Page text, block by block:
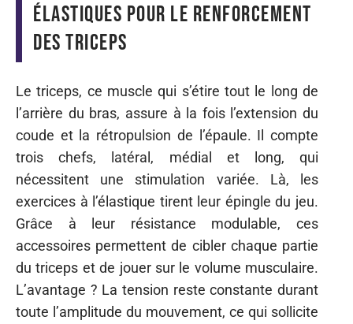
élastiques pour le renforcement
des triceps
Le triceps, ce muscle qui s’étire tout le long de
l’arrière du bras, assure à la fois l’extension du
coude et la rétropulsion de l’épaule. Il compte
trois chefs, latéral, médial et long, qui
nécessitent une stimulation variée. Là, les
exercices à l’élastique tirent leur épingle du jeu.
Grâce à leur résistance modulable, ces
accessoires permettent de cibler chaque partie
du triceps et de jouer sur le volume musculaire.
L’avantage ? La tension reste constante durant
toute l’amplitude du mouvement, ce qui sollicite